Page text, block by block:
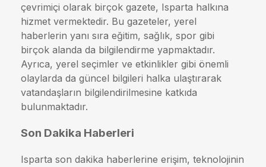
çevrimiçi olarak birçok gazete, Isparta halkına
hizmet vermektedir. Bu gazeteler, yerel
haberlerin yanı sıra eğitim, sağlık, spor gibi
birçok alanda da bilgilendirme yapmaktadır.
Ayrıca, yerel seçimler ve etkinlikler gibi önemli
olaylarda da güncel bilgileri halka ulaştırarak
vatandaşların bilgilendirilmesine katkıda
bulunmaktadır.
Son Dakika Haberleri
Isparta son dakika haberlerine erişim, teknolojinin